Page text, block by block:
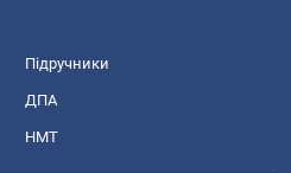
Підручники
ДПА
НМТ